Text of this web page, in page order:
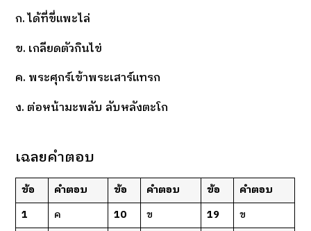
ก. ได้ที่ขี่แพะไล่
ข. เกลียดตัวกินไข่
ค. พระศุกร์เข้าพระเสาร์แทรก
ง. ต่อหน้ามะพลับ ลับหลังตะโก
เฉลยคำตอบ
ข้อ คำตอบ ข้อ คำตอบ ข้อ
คำตอบ
1
ค 10 ข 19
ข